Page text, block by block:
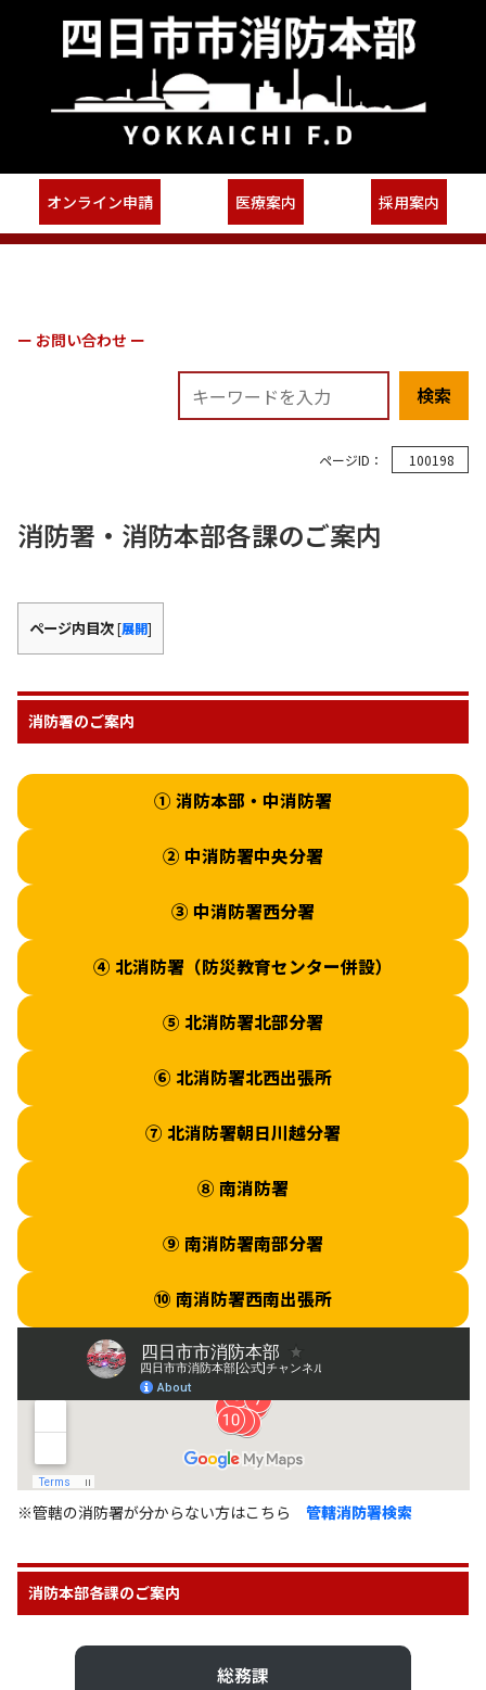
オンライン申請 医療案内 採用案内
ー お問い合わせ ー
検索
ページID： 100198
消防署・消防本部各課のご案内
ページ内目次[展開]
消防署のご案内
① 消防本部・中消防署
② 中消防署中央分署
③ 中消防署西分署
④ 北消防署（防災教育センター併設）
⑤ 北消防署北部分署
⑥ 北消防署北西出張所
⑦ 北消防署朝日川越分署
⑧ 南消防署
⑨ 南消防署南部分署
⑩ 南消防署西南出張所
※管轄の消防署が分からない方はこちら 管轄消防署検索
消防本部各課のご案内
総務課